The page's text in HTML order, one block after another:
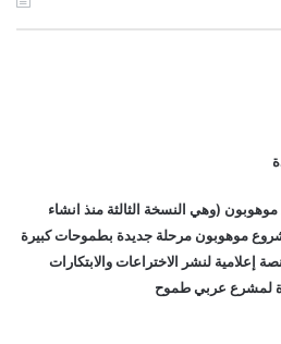
(وهي النسخة الثالثة منذ انشاء
2007) يدخل مشروع موهوبون مرحلة جديدة بطموحات كبيرة
لنشر الاختراعات والابتكارات
لمشرع عربي طموح